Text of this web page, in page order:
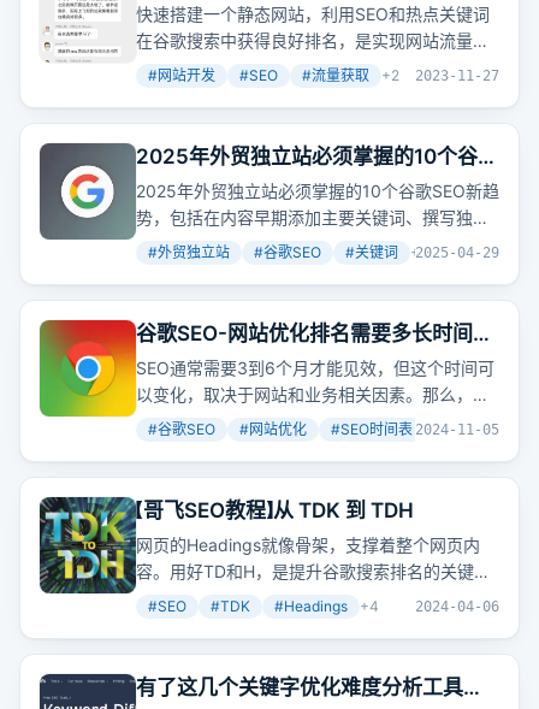
快速搭建一个静态网站，利用SEO和热点关键词
在谷歌搜索中获得良好排名，是实现网站流量和
收入的关键。
#网站开发 #SEO #流量获取 +2 2023-11-27
2025年外贸独立站必须掌握的10个谷歌
SEO新趋势（90%人不知道）
2025年外贸独立站必须掌握的10个谷歌SEO新趋
势，包括在内容早期添加主要关键词、撰写独特
的标题等。这些趋势能帮助提高网站的搜索引擎
#外贸独立站 #谷歌SEO #关键词 +7
2025-04-29
谷歌SEO-网站优化排名需要多长时间？
如何建立一个有效的SEO时间表。
SEO通常需要3到6个月才能见效，但这个时间可
以变化，取决于网站和业务相关因素。那么，你
的网站准备好迎接这场持久战了吗？
#谷歌SEO #网站优化 #SEO时间表 +3
2024-11-05
【哥飞SEO教程】从 TDK 到 TDH
网页的Headings就像骨架，支撑着整个网页内
容。用好TD和H，是提升谷歌搜索排名的关键。
你知道怎么写出优秀的Headings吗？
#SEO #TDK #Headings +4 2024-04-06
有了这几个关键字优化难度分析工具，